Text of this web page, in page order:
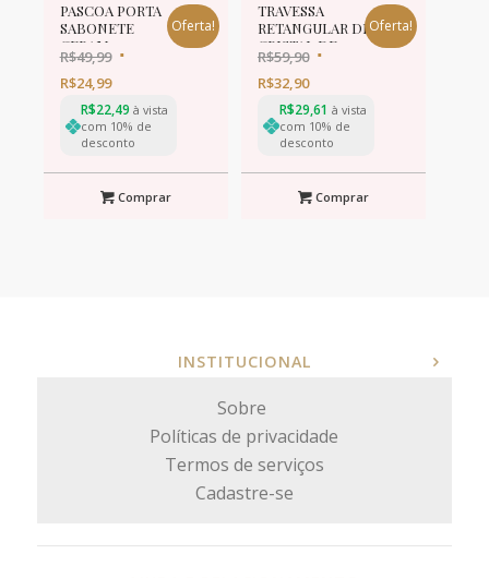
PASCOA PORTA
SABONETE
CERAM
2X11,5X9cm
BRANCO ROSA
R$49,99
R$24,99
R$22,49 à vista
com 10% de
desconto
Oferta!
Comprar
TRAVESSA
RETANGULAR DE
CRISTAL DE
CHUMBO
CORACAO
30x13x3cm
R$59,90
R$32,90
R$29,61 à vista
com 10% de
desconto
Oferta!
Comprar
INSTITUCIONAL
Sobre
Políticas de privacidade
Termos de serviços
Cadastre-se